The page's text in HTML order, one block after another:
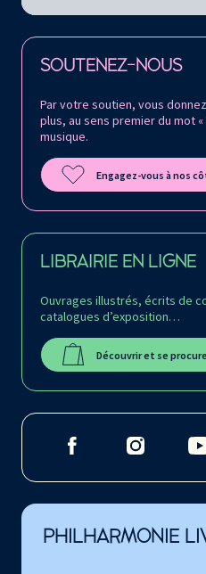
SOUTENEZ-NOUS
Par votre soutien, vous
plus, au sens premier du mot «
musique.
Engagez-vous à nos
LIBRAIRIE EN LIGNE
Ouvrages illustrés, écrits de
catalogues d’exposition…
Découvrir et se
Retrouvez la Philharmonie de Paris
PHILHARMONIE